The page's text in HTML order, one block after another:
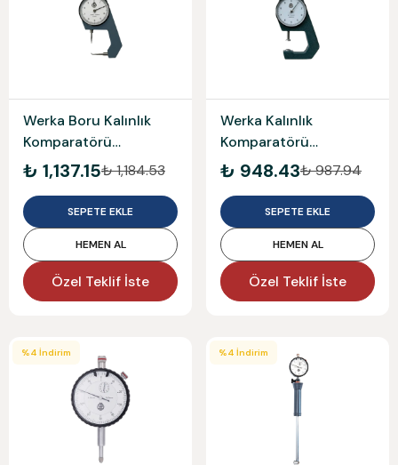
Werka Boru Kalınlık
Komparatörü
10X0.05Mm
Werka220-0255
₺ 1,137.15₺ 1,184.53
SEPETE EKLE
HEMEN AL
Özel Teklif İste
Werka Kalınlık
Komparatörü
10X0.05Mm
₺ 948.43₺ 987.94
SEPETE EKLE
HEMEN AL
Özel Teklif İste
%4 İndirim %4 İndirim